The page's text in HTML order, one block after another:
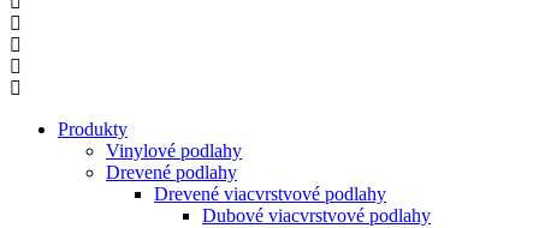
Produkty
Vinylové podlahy
Drevené podlahy
Drevené viacvrstvové podlahy
Dubové viacvrstvové podlahy